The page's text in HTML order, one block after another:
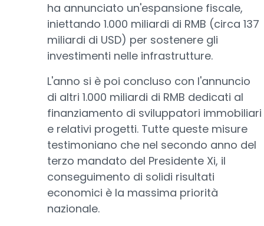
ha annunciato un'espansione fiscale,
iniettando 1.000 miliardi di RMB (circa 137
miliardi di USD) per sostenere gli
investimenti nelle infrastrutture.
L'anno si è poi concluso con l'annuncio
di altri 1.000 miliardi di RMB dedicati al
finanziamento di sviluppatori immobiliari
e relativi progetti. Tutte queste misure
testimoniano che nel secondo anno del
terzo mandato del Presidente Xi, il
conseguimento di solidi risultati
economici è la massima priorità
nazionale.